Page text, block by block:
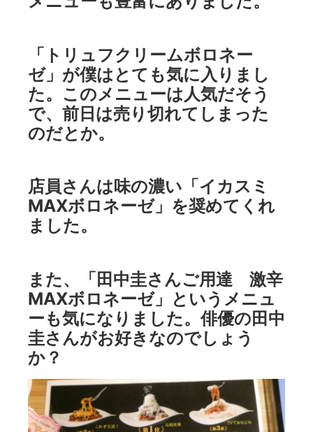
「トリュフクリームボロネー
ゼ」が僕はとても気に入りまし
た。このメニューは人気だそう
で、前日は売り切れてしまった
のだとか。
店員さんは味の濃い「イカスミ
MAXボロネーゼ」を奨めてくれ
ました。
また、「田中圭さんご用達 激辛
MAXボロネーゼ」というメニュ
ーも気になりました。俳優の田中
圭さんがお好きなのでしょう
か？